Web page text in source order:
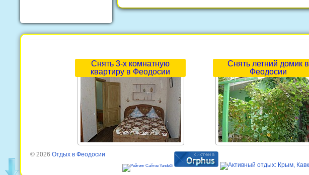
Снять 3-х комнатную
квартиру в Феодосии
Снять летний домик в
Феодосии
© 2026 Отдых в Феодосии